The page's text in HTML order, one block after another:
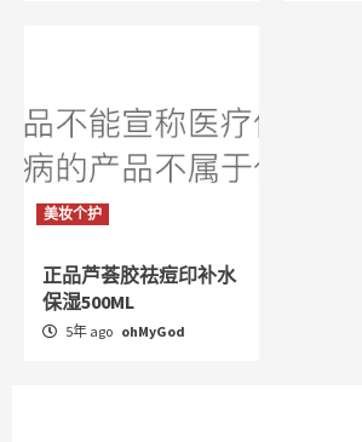
美妆个护
正品芦荟胶祛痘印补水
保湿500ML
5年 ago ohMyGod